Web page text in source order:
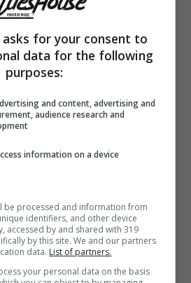
gli aneddoti scherzosi
e Giovanna Civitillo
loro comparsata. La più
il nome sceltoper il
ha il suo primo
asks for your consent to
data for the following
purposes:
and content, advertising and
audience research and
information on a device
be processed and information from
identifiers, and other device
accessed by and shared with 319
by this site. We and our partners
data. List of partners.
your personal data on the basis